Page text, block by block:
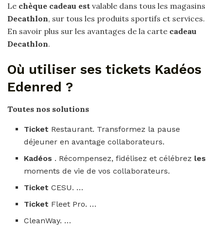
Le chèque cadeau est valable dans tous les magasins
Decathlon, sur tous les produits sportifs et services.
En savoir plus sur les avantages de la carte cadeau
Decathlon.
Où utiliser ses tickets Kadéos
Edenred ?
Toutes nos solutions
Ticket Restaurant. Transformez la pause
déjeuner en avantage collaborateurs.
Kadéos . Récompensez, fidélisez et célébrez les
moments de vie de vos collaborateurs.
TicketCESU. …
Ticket Fleet Pro. …
CleanWay. …